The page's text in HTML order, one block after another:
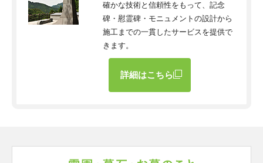
確かな技術と信頼性をもって、記念
碑・慰霊碑・モニュメントの設計から
施工までの一貫したサービスを提供で
きます。
詳細はこちら